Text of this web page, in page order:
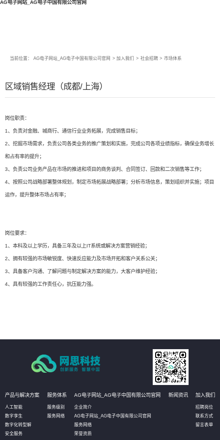
AG电子网站_AG电子中国有限公司官网
当前位置： AG电子网站_AG电子中国有限公司官网 > 加入我们 > 社会招聘 > 市场体系
区域销售经理（成都/上海）
岗位职责：
1、负责对金融、城商行、通信行业业务拓展，完成销售目标；
2、挖掘市场需求，负责公司各类业务的推广策划和实施，完成公司各项业绩指标，确保业务增长
和占有率的提升；
3、负责公司业务产品在市场的推进和项目的商务谈判、合同签订、回款和二次销售等工作；
4、按照公司战略部署整体规划，制定市场拓展战略部署；分析市场信息，策划组织并实施；项目
运作，提升整体市场占有率；
岗位要求：
1、本科及以上学历，具备三年及以上IT系统或解决方案营销经验；
2、拥有较强的市场敏锐度、快速反应能力及市场开拓和客户关系公关；
3、具备客户沟通、了解问题与制定解决方案的能力，大客户维护经验；
4、具有较强的工作责任心，抗压能力强。
产品与解决方案
人工智能
数字孪生
数字化转型解
安全服务
服务体系
服务级别
服务网络
AG电子网站_AG电子中国有限公司官网
企业简介
AG电子网站_AG电子中国有限公司官网
服务网络
荣誉资质
新闻资讯 加入我们
招聘岗位
联系方式
留言表单